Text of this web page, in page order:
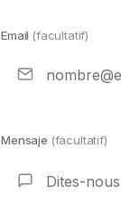
Email (facultatif)
Mensaje (facultatif)